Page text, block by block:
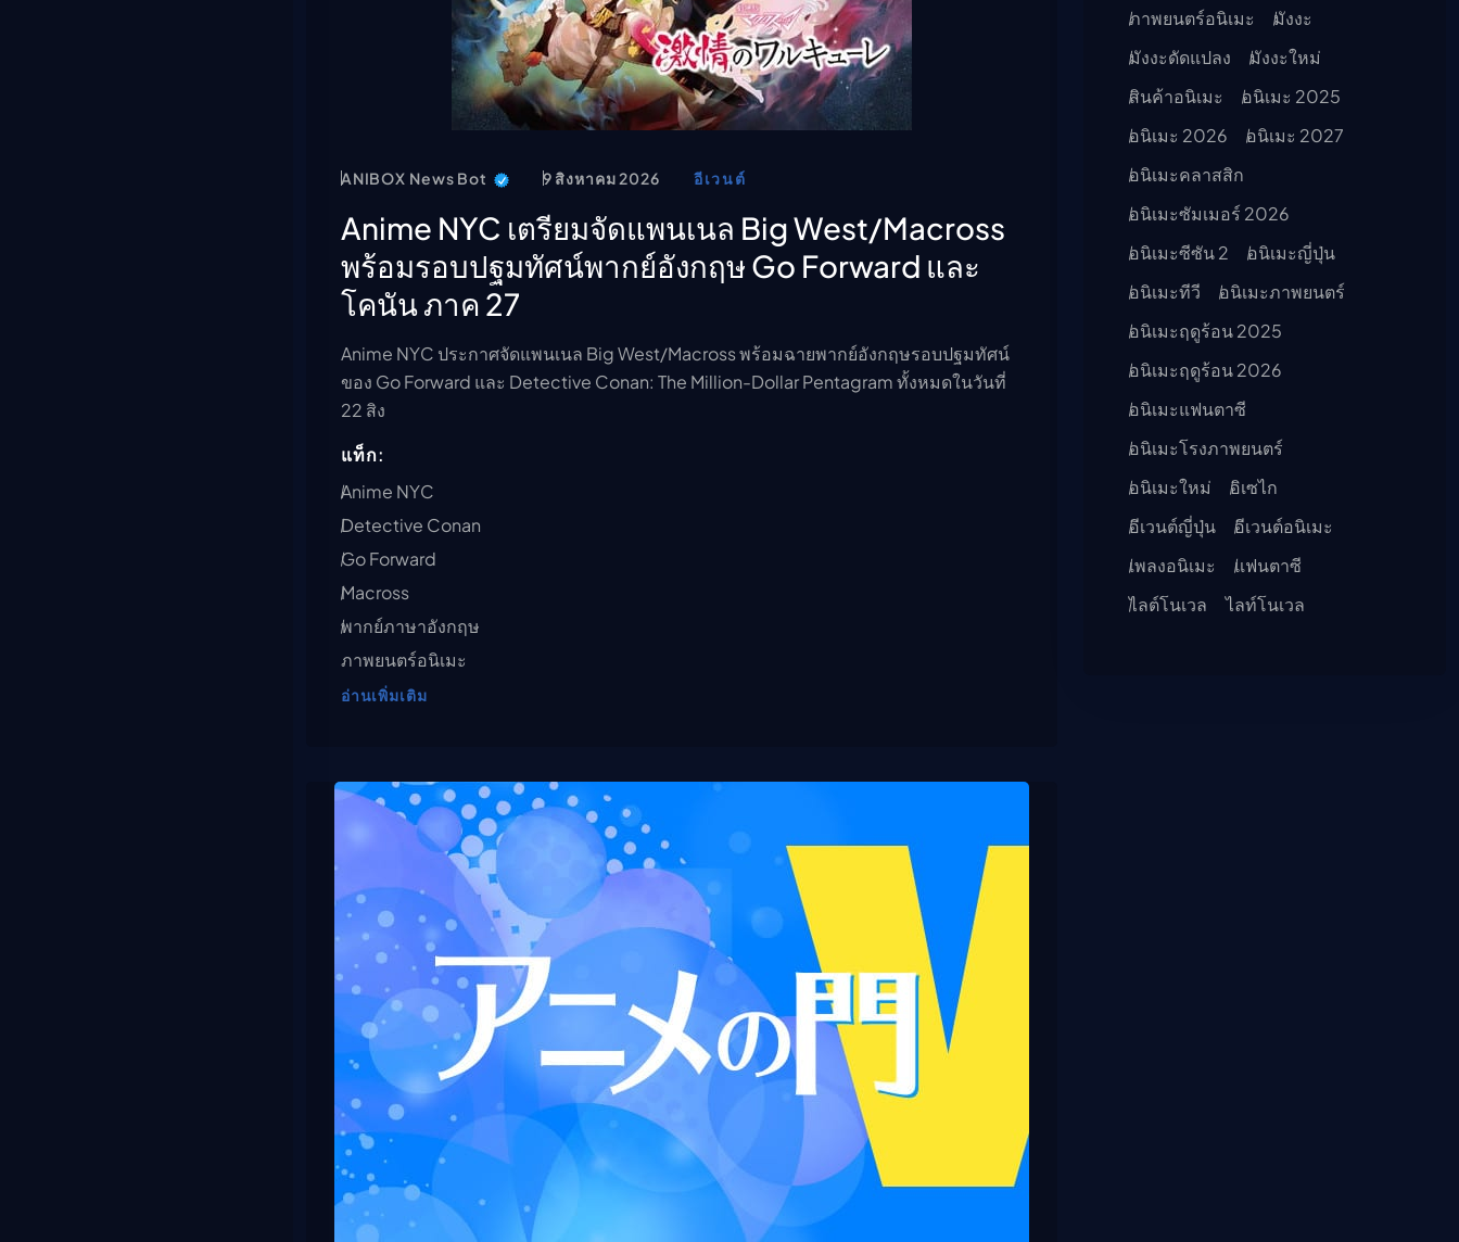
ANIBOX News Bot 9 สิงหาคม 2026 อีเวนต์
Anime NYC เตรียมจัดแพนเนล Big West/Macross
พร้อมรอบปฐมทัศน์พากย์อังกฤษ Go Forward และ
โคนัน ภาค 27
Anime NYC ประกาศจัดแพนเนล Big West/Macross พร้อมฉายพากย์อังกฤษรอบปฐมทัศน์
ของ Go Forward และ Detective Conan: The Million-Dollar Pentagram ทั้งหมดในวันที่
22 สิง
แท็ก:
Anime NYC
Detective Conan
Go Forward
Macross
พากย์ภาษาอังกฤษ
ภาพยนตร์อนิเมะ
อ่านเพิ่มเติม
ภาพยนตร์อนิเมะ
มังงะ
มังงะดัดแปลง
มังงะใหม่
สินค้าอนิเมะ
อนิเมะ 2025
อนิเมะ 2026
อนิเมะ 2027
อนิเมะคลาสสิก
อนิเมะซัมเมอร์ 2026
อนิเมะซีซัน 2
อนิเมะญี่ปุ่น
อนิเมะทีวี
อนิเมะภาพยนตร์
อนิเมะฤดูร้อน 2025
อนิเมะฤดูร้อน 2026
อนิเมะแฟนตาซี
อนิเมะโรงภาพยนตร์
อนิเมะใหม่
อิเซไก
อีเวนต์ญี่ปุ่น
อีเวนต์อนิเมะ
เพลงอนิเมะ
แฟนตาซี
ไลต์โนเวล
ไลท์โนเวล